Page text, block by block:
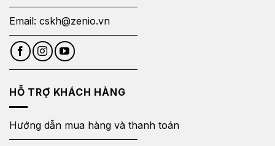
Email: cskh@zenio.vn
HỖ TRỢ KHÁCH HÀNG
Hướng dẫn mua hàng và thanh toán